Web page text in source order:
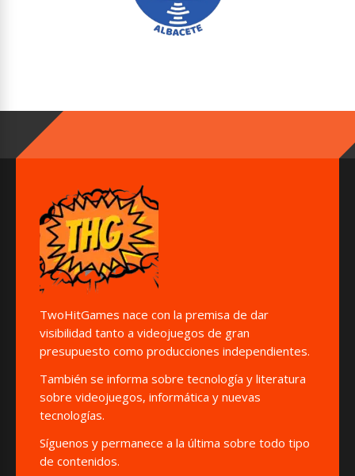
TwoHitGames nace con la premisa de dar
visibilidad tanto a videojuegos de gran
presupuesto como producciones independientes.
También se informa sobre tecnología y literatura
sobre videojuegos, informática y nuevas
tecnologías.
Síguenos y permanece a la última sobre todo tipo
de contenidos.